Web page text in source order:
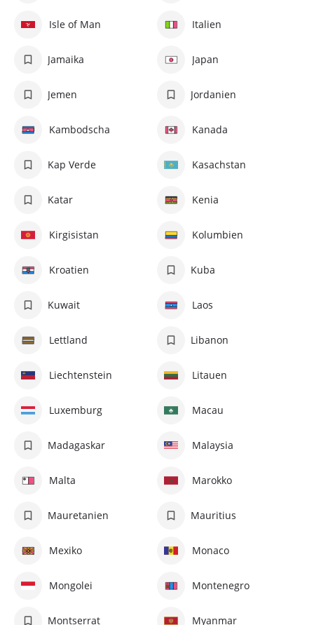
Isle of Man Italien
Jamaika Japan
Jemen Jordanien
Kambodscha Kanada
Kap Verde Kasachstan
Katar Kenia
Kirgisistan Kolumbien
Kroatien Kuba
Kuwait Laos
Lettland Libanon
Liechtenstein Litauen
Luxemburg Macau
Madagaskar Malaysia
Malta Marokko
Mauretanien Mauritius
Mexiko Monaco
Mongolei Montenegro
Montserrat Myanmar